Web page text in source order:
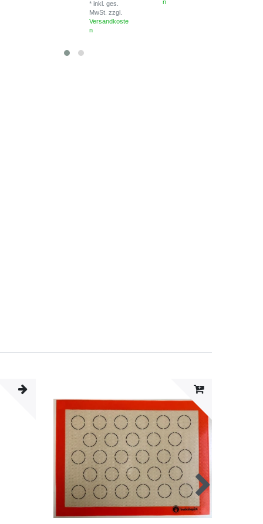
*inkl. ges.
MwSt. zzgl.
Versandkoste
n
n